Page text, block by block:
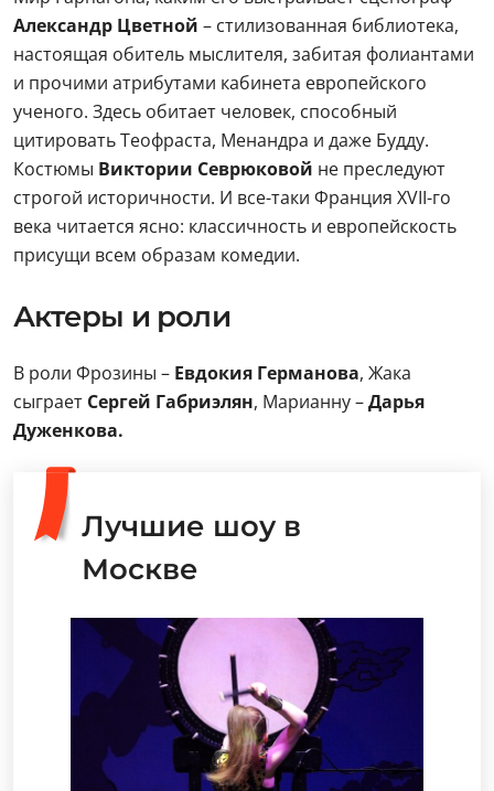
Александр Цветной – стилизованная библиотека,
настоящая обитель мыслителя, забитая фолиантами
и прочими атрибутами кабинета европейского
ученого. Здесь обитает человек, способный
цитировать Теофраста, Менандра и даже Будду.
Костюмы Виктории Севрюковой не преследуют
строгой историчности. И все-таки Франция XVII-го
века читается ясно: классичность и европейскость
присущи всем образам комедии.
Актеры и роли
В роли Фрозины – Евдокия Германова, Жака
сыграет Сергей Габриэлян, Марианну –Дарья
Дуженкова.
Лучшие шоу в
Москве